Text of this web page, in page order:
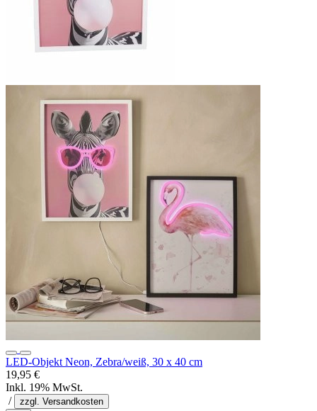
LED-Objekt Neon, Zebra/weiß, 30 x 40 cm
19,95 €
Inkl. 19% MwSt.
/
zzgl. Versandkosten